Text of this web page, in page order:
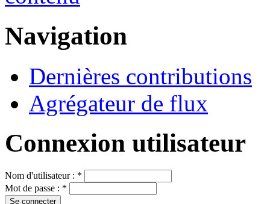
Navigation
Dernières contributions
Agrégateur de flux
Connexion utilisateur
Nom d'utilisateur : *
Mot de passe : *